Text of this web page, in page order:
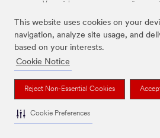
This website uses cookies on your
navigation, analyze site usage, and
based on your interests.
Cookie Notice
Reject Non-Essential Cookies
Cookie Preferences
Varumärken som anges ovan är